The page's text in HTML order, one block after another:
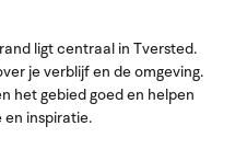
ligt centraal in Tversted.
je verblijf en de omgeving.
het gebied goed en helpen
inspiratie.